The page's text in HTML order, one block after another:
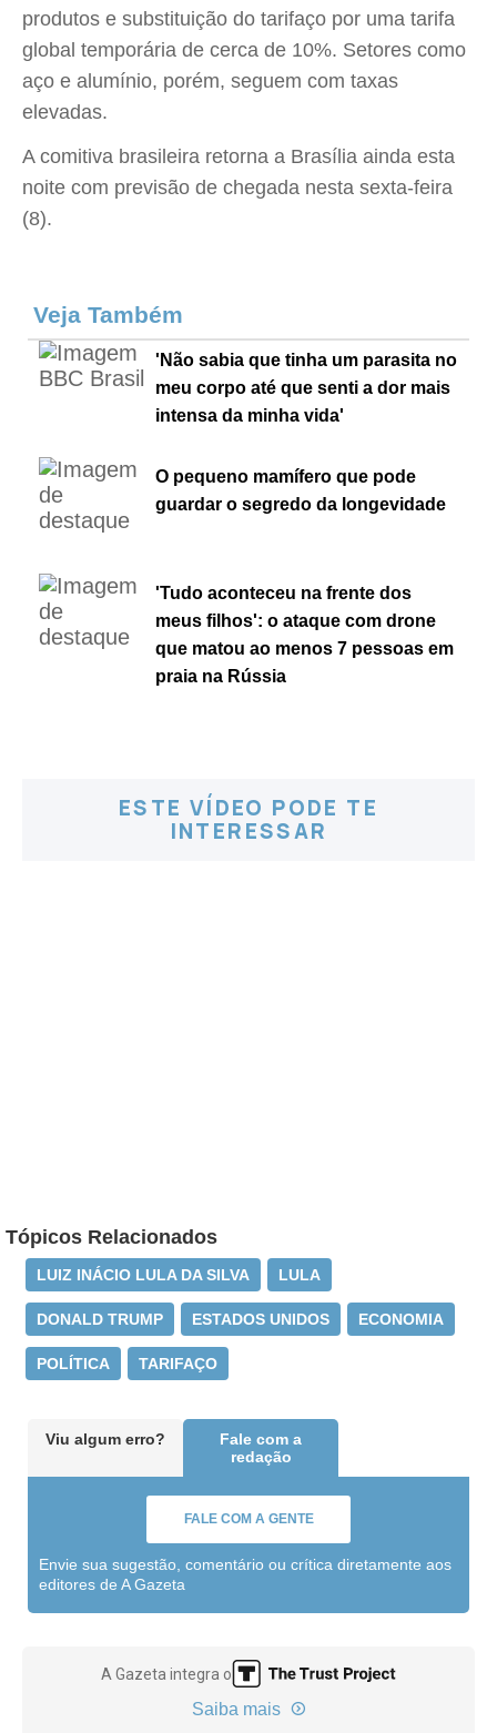
produtos e substituição do tarifaço por uma tarifa
global temporária de cerca de 10%. Setores como
aço e alumínio, porém, seguem com taxas
elevadas.
A comitiva brasileira retorna a Brasília ainda esta
noite com previsão de chegada nesta sexta-feira
(8).
Veja Também
'Não sabia que tinha um parasita no
meu corpo até que senti a dor mais
intensa da minha vida'
O pequeno mamífero que pode
guardar o segredo da longevidade
'Tudo aconteceu na frente dos
meus filhos': o ataque com drone
que matou ao menos 7 pessoas em
praia na Rússia
ESTE VÍDEO PODE TE
INTERESSAR
Tópicos Relacionados
LUIZ INÁCIO LULA DA SILVA LULA
DONALD TRUMP ESTADOS UNIDOS ECONOMIA
POLÍTICA TARIFAÇO
Viu algum erro?
Fale com a
redação
FALE COM A GENTE
Envie sua sugestão, comentário ou crítica diretamente aos
editores de A Gazeta
A Gazeta integra o
Saiba mais